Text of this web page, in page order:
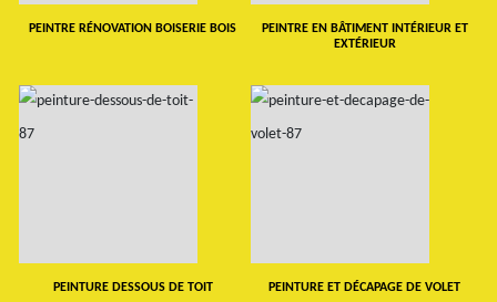
PEINTRE RÉNOVATION BOISERIE BOIS
PEINTRE EN BÂTIMENT INTÉRIEUR ET
EXTÉRIEUR
PEINTURE DESSOUS DE TOIT PEINTURE ET DÉCAPAGE DE VOLET